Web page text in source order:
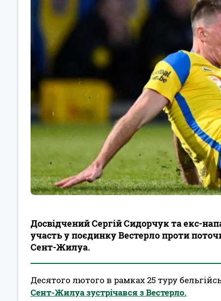
Досвідчений Сергій Сидорчук та екс-
участь у поєдинку Вестерло проти
Сент-Жилуа.
Десятого лютого в рамках 25 туру
Сент-Жилуа зустрічався з Вестерло.